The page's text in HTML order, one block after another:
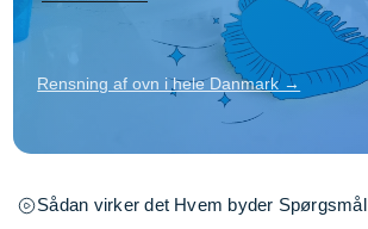
Rensning af ovn i hele Danmark →
Sådan virker det Hvem byder Spørgsmål